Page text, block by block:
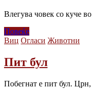
Влегува човек со куче
Повеќе
Виц Огласи Животни
Пит бул
Побегнат е пит бул.